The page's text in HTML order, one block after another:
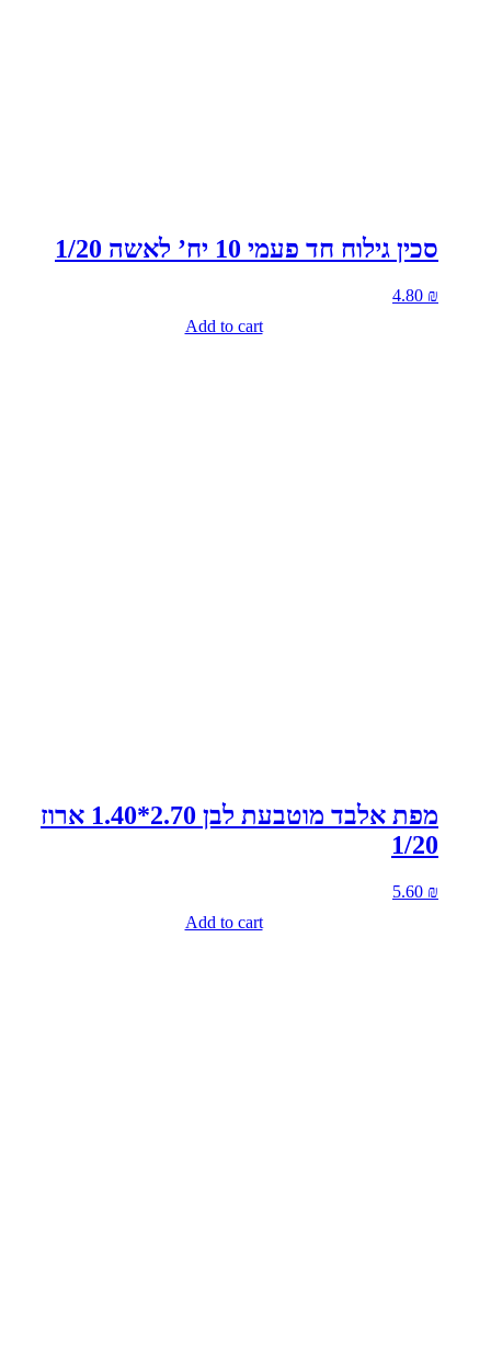
סכין גילוח חד פעמי 10 יח’ לאשה 1/20
4.80 ₪
Add to cart
מפת אלבד מוטבעת לבן 2.70*1.40 ארוז
1/20
5.60 ₪
Add to cart